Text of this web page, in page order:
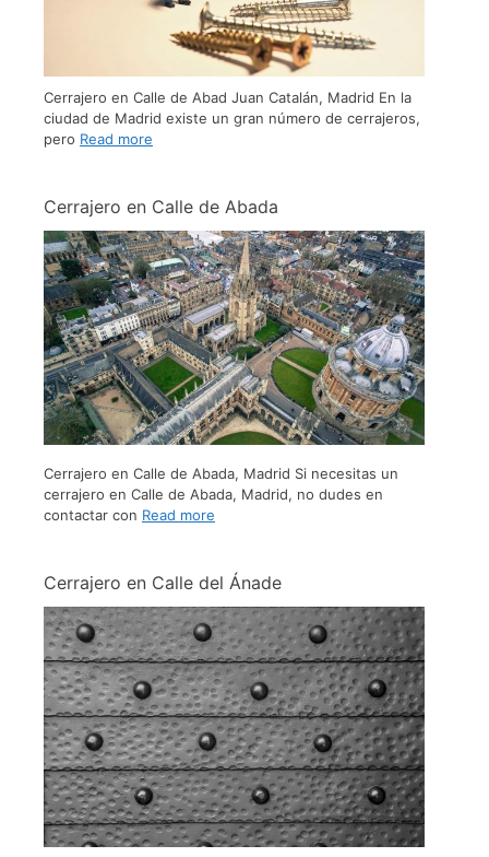
Cerrajero en Calle de Abad Juan Catalán, Madrid En la
ciudad de Madrid existe un gran número de cerrajeros,
pero Read more
Cerrajero en Calle de Abada
Cerrajero en Calle de Abada, Madrid Si necesitas un
cerrajero en Calle de Abada, Madrid, no dudes en
contactar con Read more
Cerrajero en Calle del Ánade